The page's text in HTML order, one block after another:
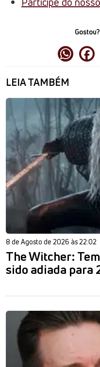
LEIA TAMBÉM
8 de Agosto de 2026 às 22:02
The Witcher:
sido adiada